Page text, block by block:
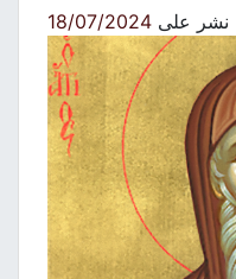
نشر على18/07/2024